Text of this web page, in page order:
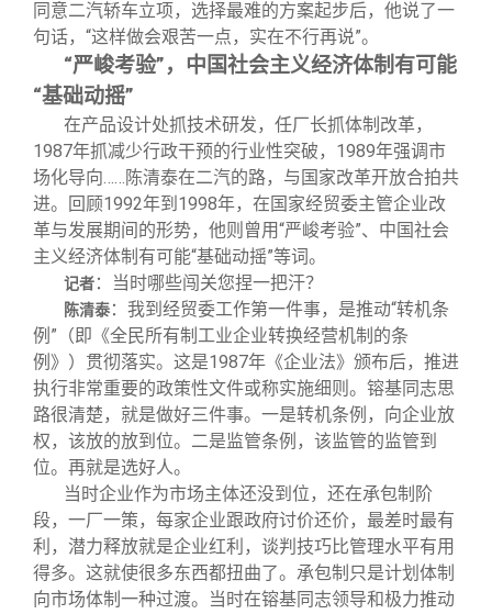
同意二汽轿车立项，选择最难的方案起步后，他说了一
句话，“这样做会艰苦一点，实在不行再说”。
“严峻考验”，中国社会主义经济体制有可能
“基础动摇”
在产品设计处抓技术研发，任厂长抓体制改革，
1987年抓减少行政干预的行业性突破，1989年强调市
场化导向……陈清泰在二汽的路，与国家改革开放合拍共
进。回顾1992年到1998年，在国家经贸委主管企业改
革与发展期间的形势，他则曾用“严峻考验”、中国社会
主义经济体制有可能“基础动摇”等词。
记者：当时哪些闯关您捏一把汗？
陈清泰：我到经贸委工作第一件事，是推动“转机条
例”（即《全民所有制工业企业转换经营机制的条
例》）贯彻落实。这是1987年《企业法》颁布后，推进
执行非常重要的政策性文件或称实施细则。镕基同志思
路很清楚，就是做好三件事。一是转机条例，向企业放
权，该放的放到位。二是监管条例，该监管的监管到
位。再就是选好人。
当时企业作为市场主体还没到位，还在承包制阶
段，一厂一策，每家企业跟政府讨价还价，最差时最有
利，潜力释放就是企业红利，谈判技巧比管理水平有用
得多。这就使很多东西都扭曲了。承包制只是计划体制
向市场体制一种过渡。当时在镕基同志领导和极力推动